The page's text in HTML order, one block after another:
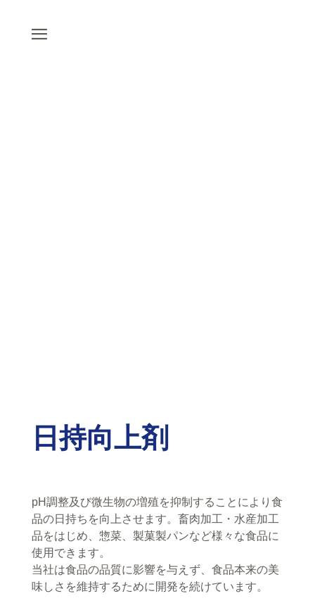
日持向上剤
pH調整及び微生物の増殖を抑制することにより食
品の日持ちを向上させます。畜肉加工・水産加工
品をはじめ、惣菜、製菓製パンなど様々な食品に
使用できます。
当社は食品の品質に影響を与えず、食品本来の美
味しさを維持するために開発を続けています。